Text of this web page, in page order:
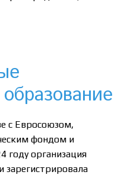
с Евросоюзом,
фондом и
году организация
зарегистрировала